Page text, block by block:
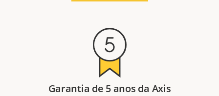
Garantia de 5 anos da Axis